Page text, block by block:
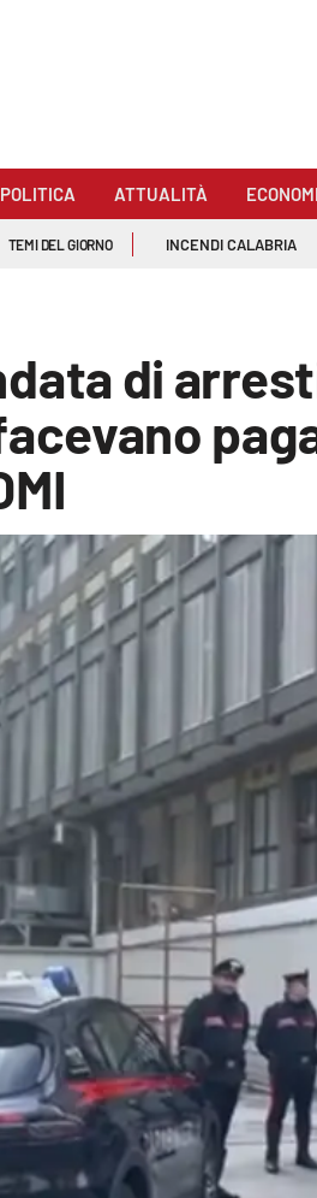
POLITICA ATTUALITÀ
TEMI DEL GIORNO INCENDI CALABRIA
di